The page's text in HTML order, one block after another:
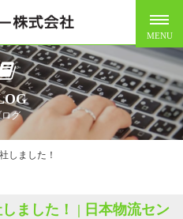
グ
ました！
ました！ | 日本物流セン